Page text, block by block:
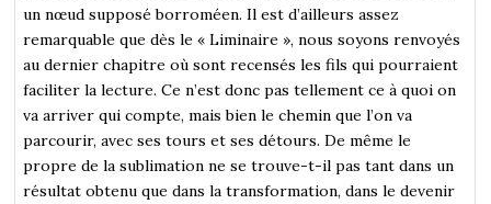
un nœud supposé borroméen. Il est d’ailleurs assez
remarquable que dès le « Liminaire », nous soyons renvoyés
au dernier chapitre où sont recensés les fils qui pourraient
faciliter la lecture. Ce n’est donc pas tellement ce à quoi on
va arriver qui compte, mais bien le chemin que l’on va
parcourir, avec ses tours et ses détours. De même le
propre de la sublimation ne se trouve-t-il pas tant dans un
résultat obtenu que dans la transformation, dans le devenir